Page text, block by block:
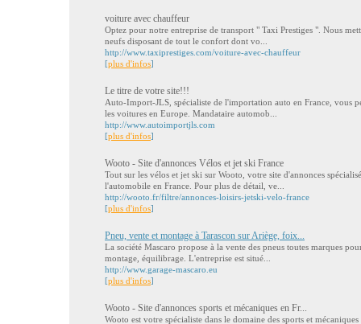
voiture avec chauffeur
Optez pour notre entreprise de transport " Taxi Prestiges ". Nous
neufs disposant de tout le confort dont vo...
http://www.taxiprestiges.com/voiture-avec-chauffeur
[plus d'infos]
Le titre de votre site!!!
Auto-Import-JLS, spécialiste de l'importation auto en France, vous
les voitures en Europe. Mandataire automob...
http://www.autoimportjls.com
[plus d'infos]
Wooto - Site d'annonces Vélos et jet ski France
Tout sur les vélos et jet ski sur Wooto, votre site d'annonces
l'automobile en France. Pour plus de détail, ve...
http://wooto.fr/filtre/annonces-loisirs-jetski-velo-france
[plus d'infos]
Pneu, vente et montage à Tarascon sur Ariège, foix...
La société Mascaro propose à la vente des pneus toutes marques
montage, équilibrage. L'entreprise est situé...
http://www.garage-mascaro.eu
[plus d'infos]
Wooto - Site d'annonces sports et mécaniques en Fr...
Wooto est votre spécialiste dans le domaine des sports et